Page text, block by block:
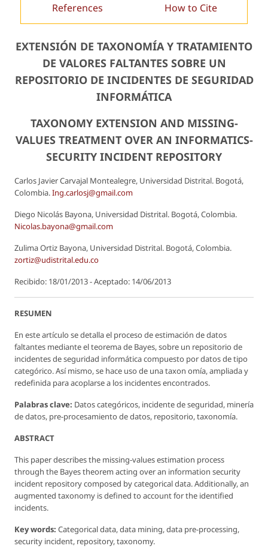
References How to Cite
EXTENSIÓN DE TAXONOMÍA Y TRATAMIENTO
DE VALORES FALTANTES SOBRE UN
REPOSITORIO DE INCIDENTES DE SEGURIDAD
INFORMÁTICA
TAXONOMY EXTENSION AND MISSING-
VALUES TREATMENT OVER AN INFORMATICS-
SECURITY INCIDENT REPOSITORY
Carlos Javier Carvajal Montealegre, Universidad Distrital. Bogotá,
Colombia.Ing.carlosj@gmail.com
Diego Nicolás Bayona, Universidad Distrital. Bogotá, Colombia.
Nicolas.bayona@gmail.com
Zulima Ortiz Bayona, Universidad Distrital. Bogotá, Colombia.
zortiz@udistrital.edu.co
Recibido: 18/01/2013 - Aceptado: 14/06/2013
RESUMEN
En este artículo se detalla el proceso de estimación de datos
faltantes mediante el teorema de Bayes, sobre un repositorio de
incidentes de seguridad informática compuesto por datos de tipo
categórico. Así mismo, se hace uso de una taxon omía, ampliada y
redefinida para acoplarse a los incidentes encontrados.
Palabras clave: Datos categóricos, incidente de seguridad, minería
de datos, pre-procesamiento de datos, repositorio, taxonomía.
ABSTRACT
This paper describes the missing-values estimation process
through the Bayes theorem acting over an information security
incident repository composed by categorical data. Additionally, an
augmented taxonomy is defined to account for the identified
incidents.
Key words: Categorical data, data mining, data pre-processing,
security incident, repository, taxonomy.